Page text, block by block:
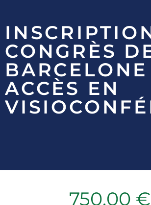
CONGRÈS
BARCELONE
ACCÈS EN
750,00 €